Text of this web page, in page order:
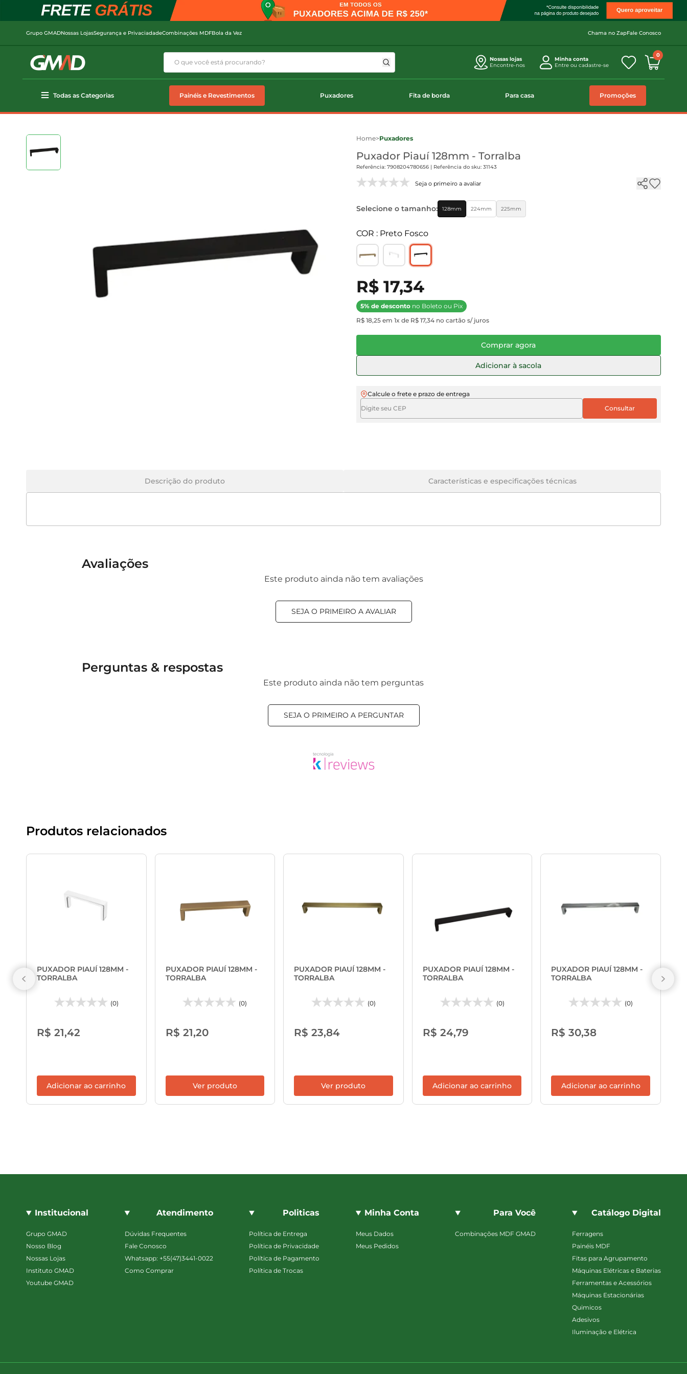
Grupo GMADNossas LojasSegurança e PrivaciadadeCombinações MDFBola da Vez Chama no ZapFale Conosco
Nossas lojas
Encontre-nos
Minha conta
Entre ou cadastre-se
0
Todas as Categorias Painéis e Revestimentos Puxadores Fita de borda Para casa Promoções
Home>Puxadores
Puxador Piauí 128mm - Torralba
Referência: 7908204780656 | Referência do sku: 31143
Seja o primeiro a avaliar
Selecione o tamanho: 128mm 224mm 225mm
COR : Preto Fosco
R$ 17,34
5% de descontono Boleto ou Pix
R$ 18,25 em 1x de R$ 17,34 no cartão s/ juros
Comprar agora
Adicionar à sacola
Calcule o frete e prazo de entrega
Descrição do produto Características e especificações técnicas
Avaliações
Este produto ainda não tem avaliações
SEJA O PRIMEIRO A AVALIAR
Perguntas & respostas
Este produto ainda não tem perguntas
SEJA O PRIMEIRO A PERGUNTAR
Produtos relacionados
PUXADOR PIAUÍ 128MM -
TORRALBA
(0)
R$ 21,42
Adicionar ao carrinho
PUXADOR PIAUÍ 128MM -
TORRALBA
(0)
R$ 21,20
Ver produto
PUXADOR PIAUÍ 128MM -
TORRALBA
(0)
R$ 23,84
Ver produto
PUXADOR PIAUÍ 128MM -
TORRALBA
(0)
R$ 24,79
Adicionar ao carrinho
PUXADOR PIAUÍ 128MM -
TORRALBA
(0)
R$ 30,38
Adicionar ao carrinho
Institucional
Grupo GMAD
Nosso Blog
Nossas Lojas
Instituto GMAD
Youtube GMAD
Atendimento
Dúvidas Frequentes
Fale Conosco
Whatsapp: +55(47)3441-0022
Como Comprar
Politicas
Política de Entrega
Política de Privacidade
Política de Pagamento
Política de Trocas
Minha Conta
Meus Dados
Meus Pedidos
Para Você
Combinações MDF GMAD
Catálogo Digital
Ferragens
Painéis MDF
Fitas para Agrupamento
Máquinas Elétricas e Baterias
Ferramentas e Acessórios
Máquinas Estacionárias
Quimicos
Adesivos
Iluminação e Elétrica